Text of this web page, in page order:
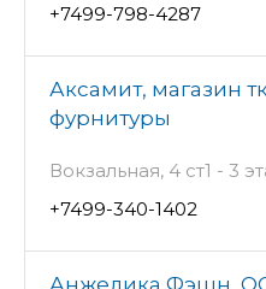
+7499-798-4287
Аксамит, магазин
фурнитуры
Вокзальная, 4 ст1 - 3
+7499-340-1402
Анжелика Фэшн,